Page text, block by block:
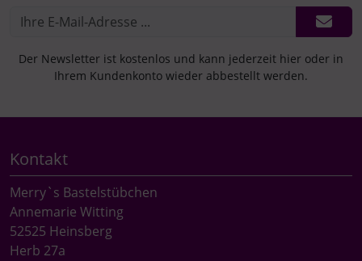
Der Newsletter ist kostenlos und kann jederzeit hier oder in
Ihrem Kundenkonto wieder abbestellt werden.
Kontakt
Merry`s Bastelstübchen
Annemarie Witting
52525 Heinsberg
Herb 27a